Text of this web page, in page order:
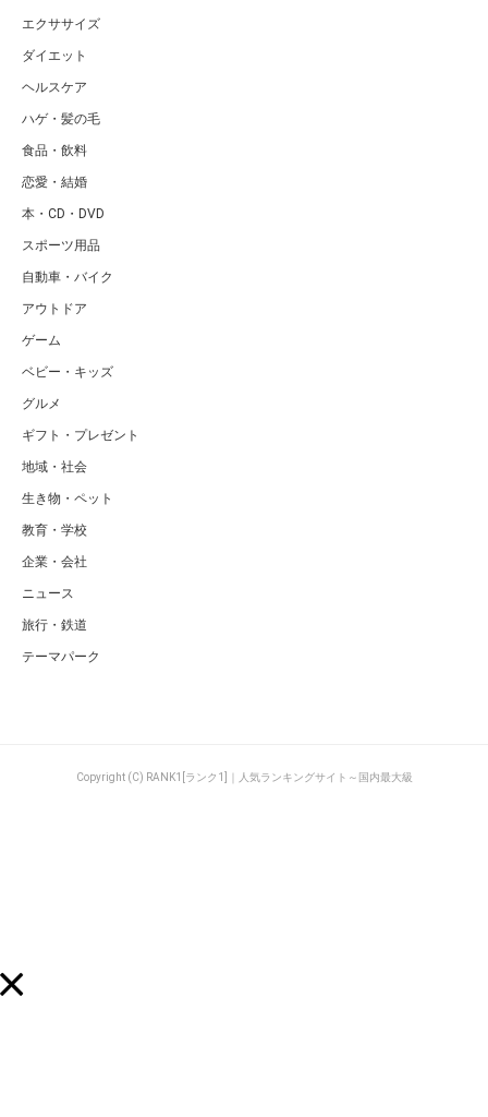
エクササイズ
ダイエット
ヘルスケア
ハゲ・髪の毛
食品・飲料
恋愛・結婚
本・CD・DVD
スポーツ用品
自動車・バイク
アウトドア
ゲーム
ベビー・キッズ
グルメ
ギフト・プレゼント
地域・社会
生き物・ペット
教育・学校
企業・会社
ニュース
旅行・鉄道
テーマパーク
Copyright (C) RANK1[ランク1]｜人気ランキングサイト～国内最大級